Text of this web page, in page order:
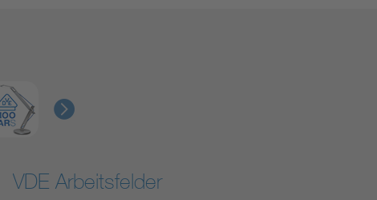
VDE Arbeitsfelder